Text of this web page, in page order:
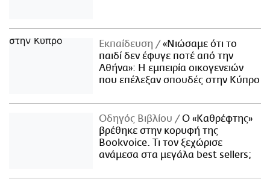
Εκπαίδευση
«Νιώσαμε ότι το
παιδί δεν έφυγε ποτέ από την
Αθήνα»: Η εμπειρία οικογενειών
που επέλεξαν σπουδές στην Κύπρο
Οδηγός Βιβλίου
Ο «Καθρέφτης»
βρέθηκε στην κορυφή της
Bookvoice. Τι τον ξεχώρισε
ανάμεσα στα μεγάλα best sellers;